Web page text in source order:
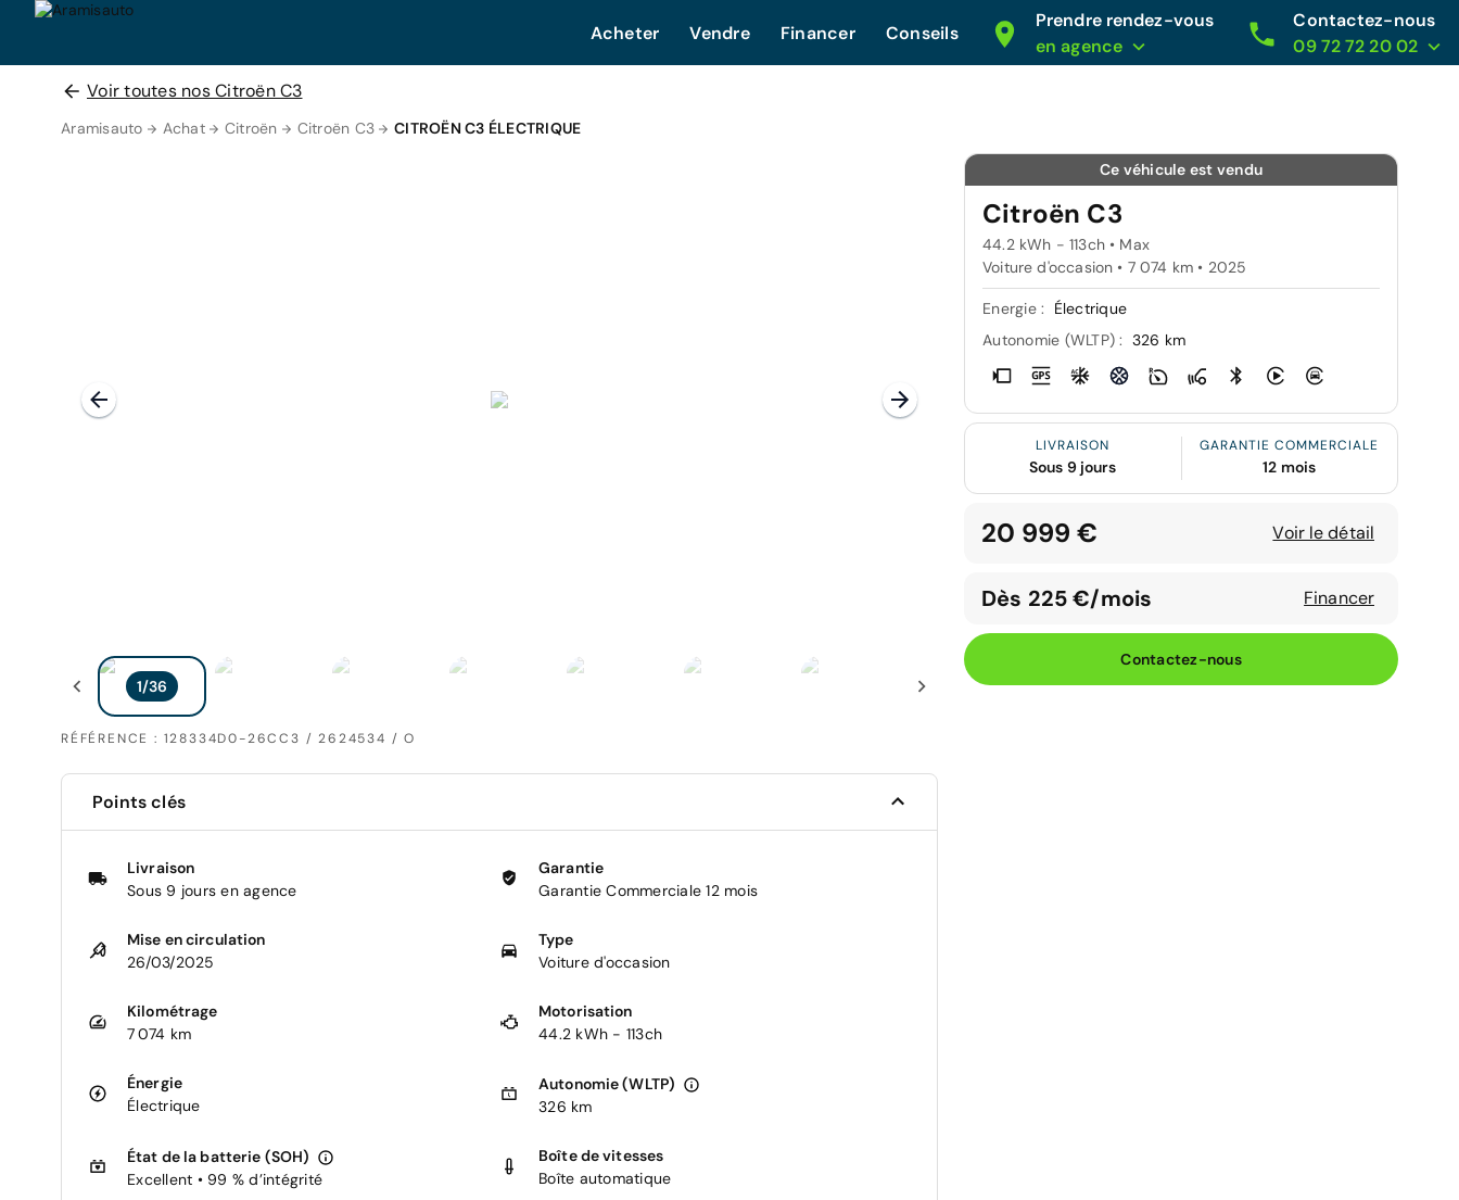
Acheter Vendre Financer Conseils
Prendre rendez-vous
en agence
Contactez-nous
09 72 72 20 02
Voir toutes nos Citroën C3
Aramisauto Achat Citroën Citroën C3 CITROËN C3 ÉLECTRIQUE
RÉFÉRENCE : 128334D0-26CC3 / 2624534 / O
Ce véhicule est vendu
Citroën C3
44.2 kWh - 113ch • Max
Voiture d'occasion • 7 074 km • 2025
Energie :
Électrique
Autonomie (WLTP) : 326 km
LIVRAISON
Sous 9 jours
GARANTIE COMMERCIALE
12 mois
20 999 € Voir le détail
Dès 225 €/mois Financer
Contactez-nous
Points clés
Livraison
Sous 9 jours en agence
Garantie
Garantie Commerciale 12 mois
Mise en circulation
26/03/2025
Type
Voiture d'occasion
Kilométrage
7 074 km
Motorisation
44.2 kWh - 113ch
Énergie
Électrique
Autonomie (WLTP)
326 km
État de la batterie (SOH)
Excellent • 99 % d’intégrité
Boîte de vitesses
Boîte automatique